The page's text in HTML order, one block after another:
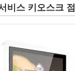
비스 키오스크